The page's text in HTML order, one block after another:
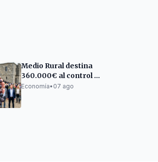
Medio Rural destina
360.000€ al control de
productos
Economía• 07 ago